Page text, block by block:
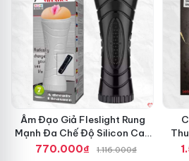
Âm Đạo Giả Fleslight Rung
Mạnh Đa Chế Độ Silicon Cao
Cấp
770.000₫ 1.116.000₫